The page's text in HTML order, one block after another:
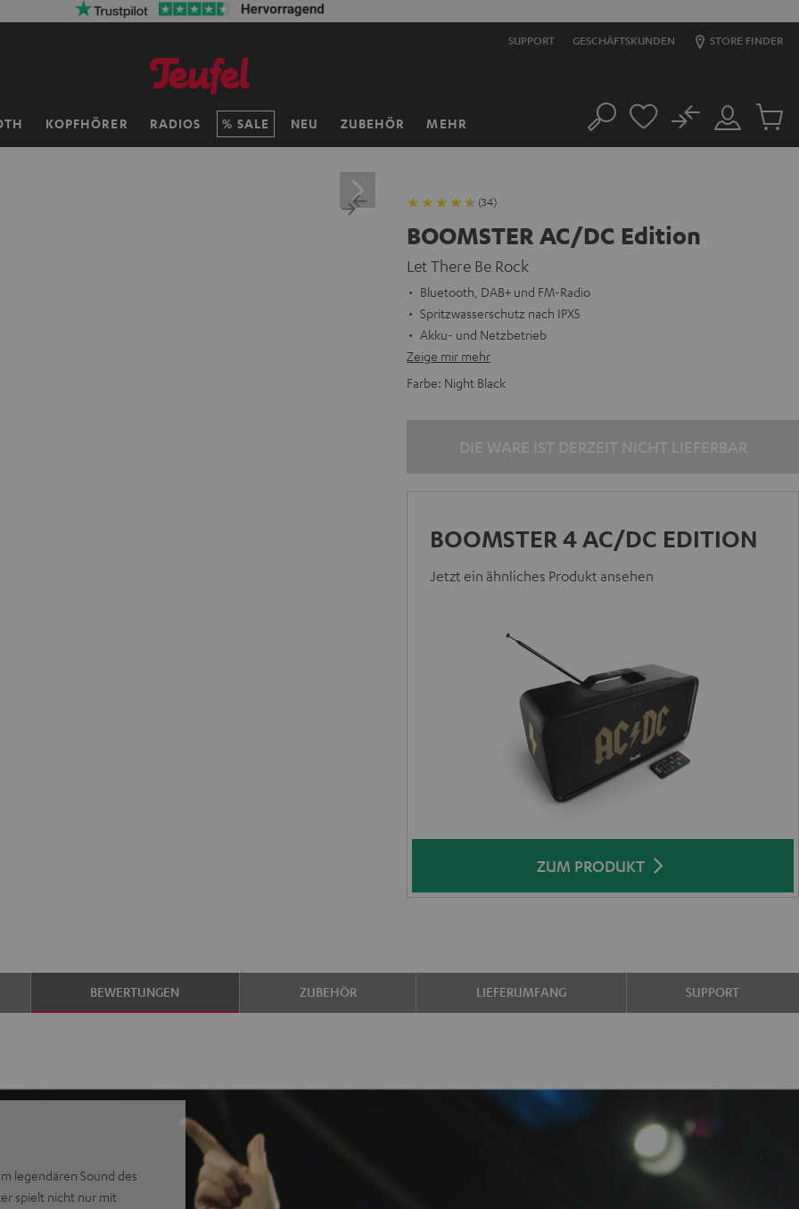
SUPPORT GESCHÄFTSKUNDEN STORE FINDER
KOPFHÖRER RADIOS SALE NEU ZUBEHÖR MEHR Suche
Mein
Konto
No
Artikel
(34)
BOOMSTER AC/DC Edition
Let There Be Rock
Bluetooth, DAB+ und FM-Radio
Spritzwasserschutz nach IPX5
Akku- und Netzbetrieb
Zeige mir mehr
Farbe: Night Black
BOOMSTER 4 AC/DC EDITION
Jetzt ein ähnliches Produkt ansehen
ZUM PRODUKT
BEWERTUNGEN ZUBEHÖR LIEFERUMFANG SUPPORT
legendären Sound des
spielt nicht nur mit